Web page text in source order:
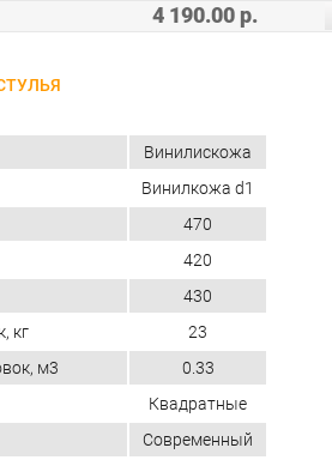
4 190.00 р.
Винилискожа
Винилкожа d1
470
420
430
кг
23
м3
0.33
Квадратные
Современный